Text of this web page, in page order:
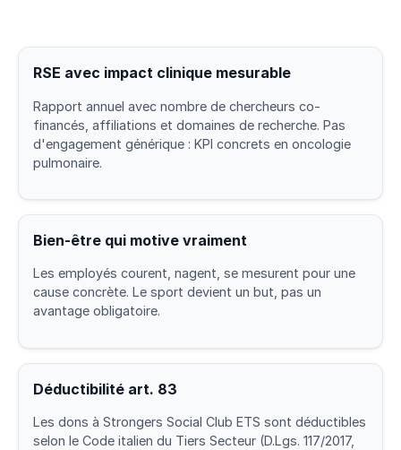
RSE avec impact clinique mesurable
Rapport annuel avec nombre de chercheurs co-
financés, affiliations et domaines de recherche. Pas
d'engagement générique : KPI concrets en oncologie
pulmonaire.
Bien-être qui motive vraiment
Les employés courent, nagent, se mesurent pour une
cause concrète. Le sport devient un but, pas un
avantage obligatoire.
Déductibilité art. 83
Les dons à Strongers Social Club ETS sont déductibles
selon le Code italien du Tiers Secteur (D.Lgs. 117/2017,